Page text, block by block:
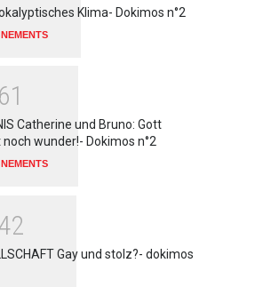
Klima- Dokimos n°2
61
Catherine und Bruno: Gott
wunder!- Dokimos n°2
2
Gay und stolz?- dokimos